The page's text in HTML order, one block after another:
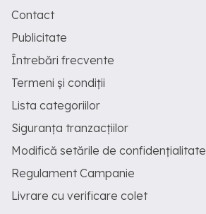
Contact
Publicitate
Întrebări frecvente
Termeni și condiții
Lista categoriilor
Siguranța tranzacțiilor
Modifică setările de confidențialitate
Regulament Campanie
Livrare cu verificare colet